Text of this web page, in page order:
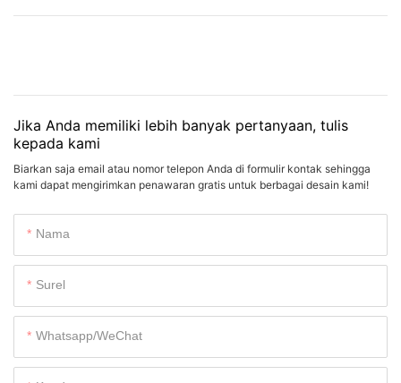
Jika Anda memiliki lebih banyak pertanyaan, tulis
kepada kami
Biarkan saja email atau nomor telepon Anda di formulir kontak sehingga
kami dapat mengirimkan penawaran gratis untuk berbagai desain kami!
Nama
Surel
Whatsapp/WeChat